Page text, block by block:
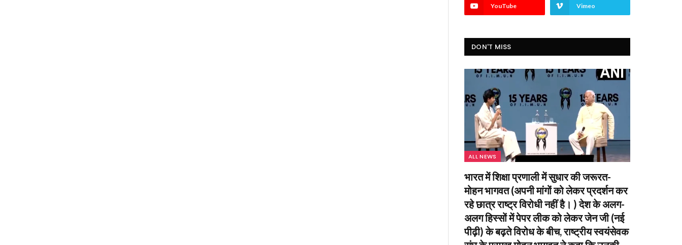
YouTube Vimeo
DON'T MISS
ALL NEWS
भारत में शिक्षा प्रणाली में सुधार की जरूरत-
मोहन भागवत (अपनी मांगों को लेकर प्रदर्शन कर
रहे छात्र राष्ट्र विरोधी नहीं है। ) देश के अलग-
अलग हिस्सों में पेपर लीक को लेकर जेन जी (नई
पीढ़ी) के बढ़ते विरोध के बीच, राष्ट्रीय स्वयंसेवक